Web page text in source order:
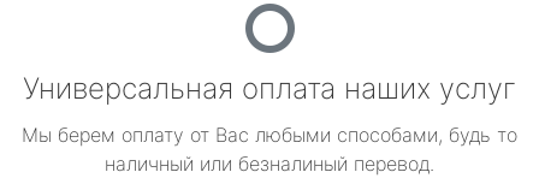
Универсальная оплата наших услуг
Мы берем оплату от Вас любыми способами, будь то
наличный или безналиный перевод.